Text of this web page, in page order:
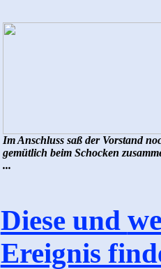
Im Anschluss saß der Vorstand
gemütlich beim Schocken
...
Diese und
Ereignis